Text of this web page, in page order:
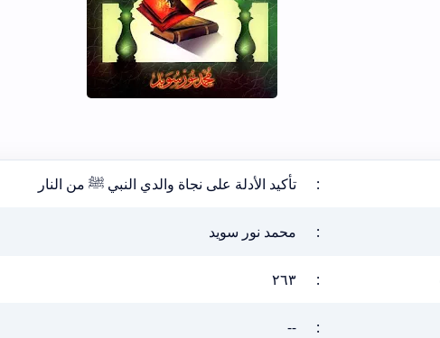
: تأكيد الأدلة على نجاة والدي النبي ﷺ من النار
: محمد نور سويد
: ٢٦٣
:
--